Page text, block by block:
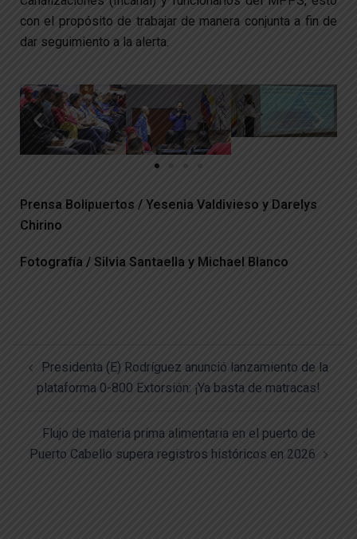
con el propósito de trabajar de manera conjunta a fin de
dar seguimiento a la alerta.
Prensa Bolipuertos / Yesenia Valdivieso y Darelys
Chirino
Fotografía / Silvia Santaella y Michael Blanco
Presidenta (E) Rodríguez anunció lanzamiento de la
plataforma 0-800 Extorsión: ¡Ya basta de matracas!
Flujo de materia prima alimentaria en el puerto de
Puerto Cabello supera registros históricos en 2026